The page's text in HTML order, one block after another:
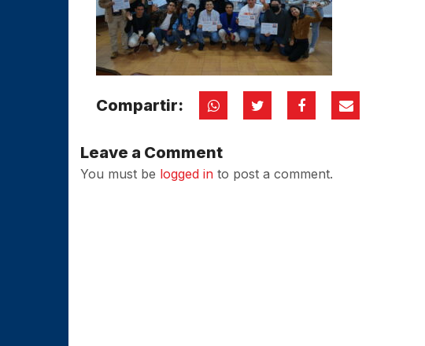
Compartir:
Leave a Comment
You must be logged in to post a comment.